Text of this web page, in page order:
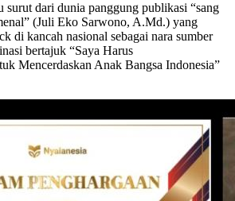
surut dari dunia panggung publikasi “sang
(Juli Eko Sarwono, A.Md.) yang
di kancah nasional sebagai nara sumber
bertajuk “Saya Harus
Mencerdaskan Anak Bangsa Indonesia”